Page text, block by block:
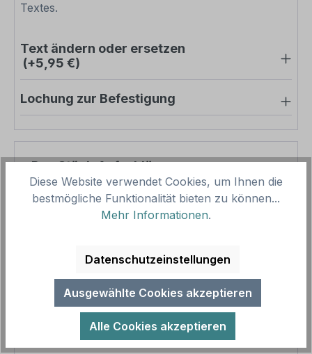
Textes.
Text ändern oder ersetzen
(+5,95 €)
Lochung zur Befestigung
Pro-Stück-Aufschläge
Produktpreis
39,03 €
Zwischensumme
Zusammenfassung
Gesamtpreis
39,03 €
Preise inkl. MwSt. zzgl. Versandkosten
Aufgrund von Neuberechnungen im Warenkorb sind
abweichende Endpreise möglich.
Diese Website verwendet Cookies, um Ihnen die
bestmögliche Funktionalität bieten zu können...
Mehr Informationen.
Datenschutzeinstellungen
Ausgewählte Cookies akzeptieren
Alle Cookies akzeptieren